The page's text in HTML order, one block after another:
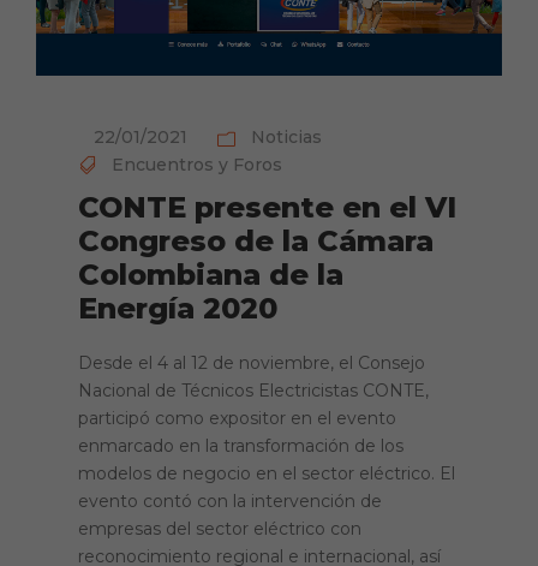
22/01/2021
Noticias
Encuentros y Foros
CONTE presente en el VI
Congreso de la Cámara
Colombiana de la
Energía 2020
Desde el 4 al 12 de noviembre, el Consejo
Nacional de Técnicos Electricistas CONTE,
participó como expositor en el evento
enmarcado en la transformación de los
modelos de negocio en el sector eléctrico. El
evento contó con la intervención de
empresas del sector eléctrico con
reconocimiento regional e internacional, así